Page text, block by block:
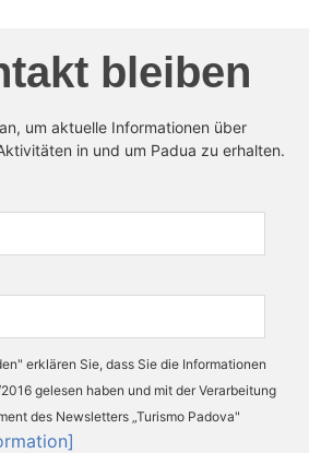
bleiben
um aktuelle Informationen über
in und um Padua zu erhalten.
erklären Sie, dass Sie die Informationen
gelesen haben und mit der Verarbeitung
des Newsletters „Turismo Padova"